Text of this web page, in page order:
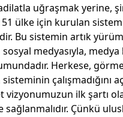
uğraşmak yerine,
ülke için kurulan sistem
Bu sistemin artık
medyasıyla,
Herkese,
ilk şartı
sağlanmalıdır. Çünkü